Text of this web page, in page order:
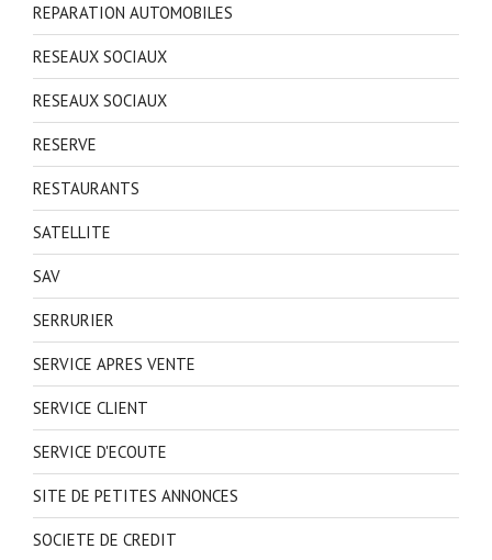
REPARATION AUTOMOBILES
RESEAUX SOCIAUX
RESEAUX SOCIAUX
RESERVE
RESTAURANTS
SATELLITE
SAV
SERRURIER
SERVICE APRES VENTE
SERVICE CLIENT
SERVICE D'ECOUTE
SITE DE PETITES ANNONCES
SOCIETE DE CREDIT